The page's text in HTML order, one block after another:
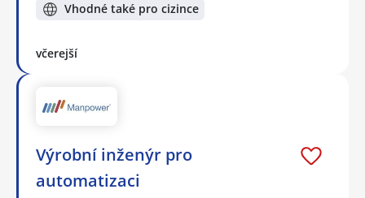
Vhodné také pro cizince
včerejší
Výrobní inženýr pro
automatizaci